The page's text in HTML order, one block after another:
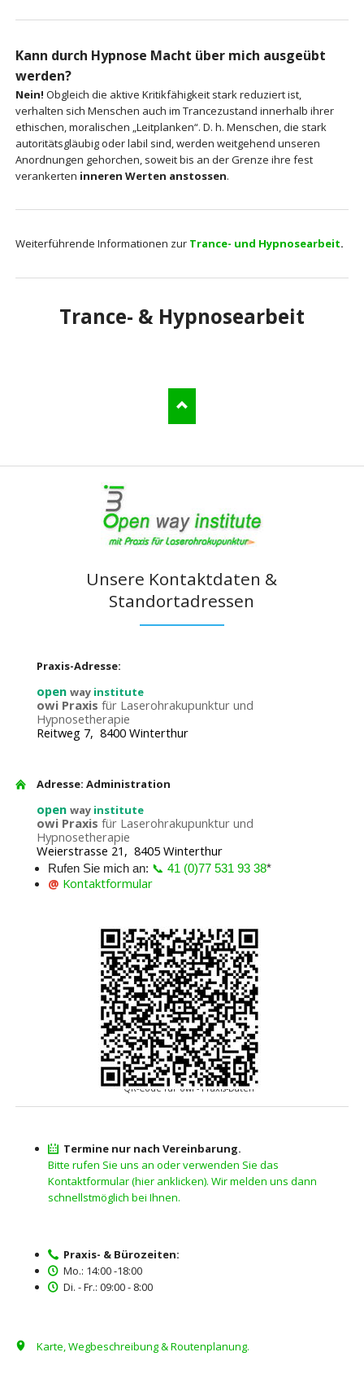
Kann durch Hypnose Macht über mich ausgeübt
werden?
Nein! Obgleich die aktive Kritikfähigkeit stark reduziert ist,
verhalten sich Menschen auch im Trancezustand innerhalb ihrer
ethischen, moralischen „Leitplanken“. D. h. Menschen, die stark
autoritätsgläubig oder labil sind, werden weitgehend unseren
Anordnungen gehorchen, soweit bis an der Grenze ihre fest
verankerten inneren Werten anstossen.
Weiterführende Informationen zur Trance- und Hypnosearbeit.
Trance- & Hypnosearbeit
Unsere Kontaktdaten &
Standortadressen
Praxis-Adresse:
open wayinstitute
owi Praxis für Laserohrakupunktur und
Hypnosetherapie
Reitweg 7, 8400 Winterthur
Adresse: Administration
open wayinstitute
owi Praxis für Laserohrakupunktur und
Hypnosetherapie
Weierstrasse 21, 8405 Winterthur
Rufen Sie mich an: 📞 41 (0)77 531 93 38*
@ Kontaktformular
QR-Code für owi - Praxis-Daten
Termine nur nach Vereinbarung.
Bitte rufen Sie uns an oder verwenden Sie das
Kontaktformular (hier anklicken). Wir melden uns dann
schnellstmöglich bei Ihnen.
Praxis- & Bürozeiten:
Mo.: 14:00 -18:00
Di. - Fr.: 09:00 - 8:00
Karte, Wegbeschreibung & Routenplanung.